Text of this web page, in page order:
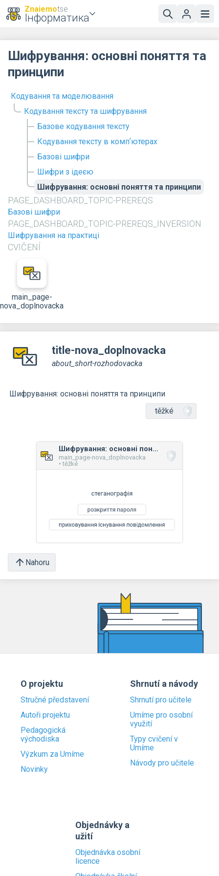
Znaiemotse
Інформатика
Кодування та моделювання
Кодування тексту та шифрування
Базове кодування тексту
Кодування тексту в компʼютерах
Базові шифри
Шифри з ідеєю
Шифрування: основні поняття та принципи
PAGE_DASHBOARD_TOPIC-PREREQS
Базові шифри
PAGE_DASHBOARD_TOPIC-PREREQS_INVERSION
Шифрування на практиці
CVIČENÍ
main_page-
nova_doplnovacka
Шифрування: основні поняття та
принципи
title-nova_doplnovacka
about_short-rozhodovacka
Шифрування: основні поняття та принципи
těžké
Шифрування: основні поняття та принципи
main_page-nova_doplnovacka
• těžké
Nahoru
O projektu
Stručné představení
Autoři projektu
Pedagogická
východiska
Výzkum za Umíme
Novinky
Shrnutí a návody
Shrnutí pro učitele
Umíme pro osobní
využití
Typy cvičení v
Umíme
Návody pro učitele
Objednávky a
užití
Objednávka osobní
licence